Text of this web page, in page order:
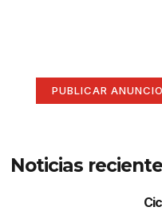
PUBLICAR ANUNCIO
Noticias